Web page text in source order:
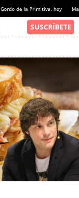
Gordo de la Primitiva, hoy